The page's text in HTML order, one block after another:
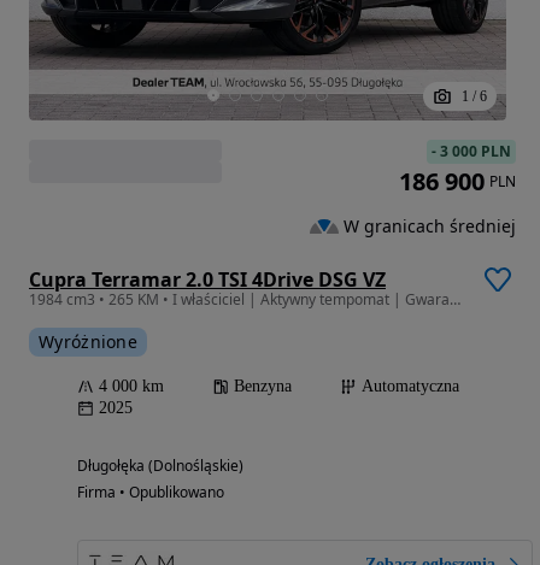
1 / 6
Cupra Terramar 2.0 TSI 4Drive DSG VZ
1984 cm3 • 265 KM • I właściciel | Aktywny tempomat | Gwarancja | Bezwypadkowy | FVAT23%
Wyróżnione
4 000 km Benzyna
Automatyczna
2025
Długołęka (Dolnośląskie)
Firma • Opublikowano
-3 000 PLN
186 900 PLN
W granicach średniej